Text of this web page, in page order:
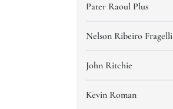
Pater Raoul Plus
Nelson Ribeiro Fragelli
John Ritchie
Kevin Roman